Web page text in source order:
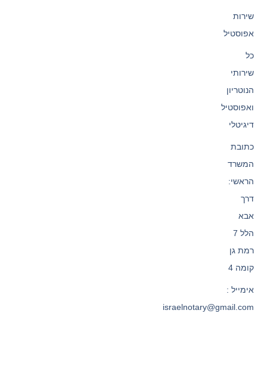
שירות
אפוסטיל
כל
שירותי
הנוטריון
ואפוסטיל
דיגיטלי
כתובת
המשרד
הראשי:
דרך
אבא
הלל 7
רמת גן
קומה 4
אימייל :
israelnotary@gmail.com